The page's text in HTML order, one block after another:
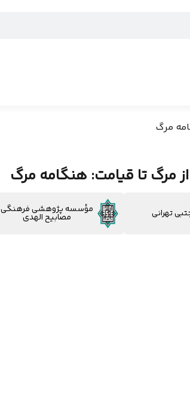
مرگ
مرگ تا قیامت: هنگامه مرگ
تهرانی مؤسسه پژوهشی فرهنگی
مصابیح الهدی